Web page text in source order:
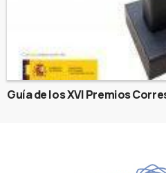
Guía de los XVI Premios